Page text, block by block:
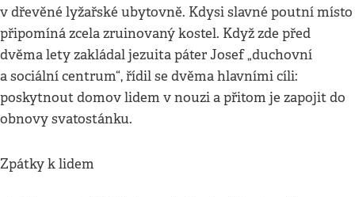
v dřevěné lyžařské ubytovně. Kdysi slavné poutní místo
připomíná zcela zruinovaný kostel. Když zde před
dvěma lety zakládal jezuita páter Josef „duchovní
a sociální centrum“, řídil se dvěma hlavními cíli:
poskytnout domov lidem v nouzi a přitom je zapojit do
obnovy svatostánku.
Zpátky k lidem